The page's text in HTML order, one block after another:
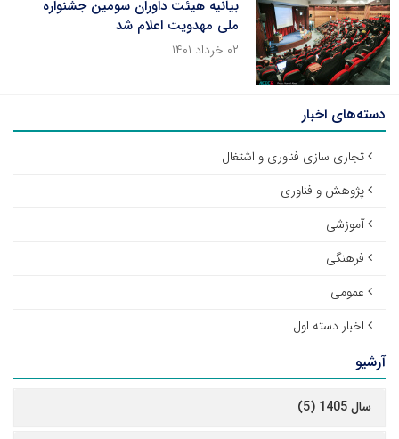
بیانیه هیئت داوران سومین جشنواره
ملی مهدویت اعلام شد
۰۲ خرداد ۱۴۰۱
دسته‌های اخبار
تجاری سازی فناوری و اشتغال
پژوهش و فناوری
آموزشی
فرهنگی
عمومی
اخبار دسته اول
آرشیو
سال 1405 (5)